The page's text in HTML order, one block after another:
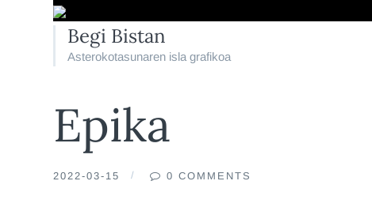
Begi Bistan
Asterokotasunaren isla grafikoa
Epika
2022-03-15 0 COMMENTS